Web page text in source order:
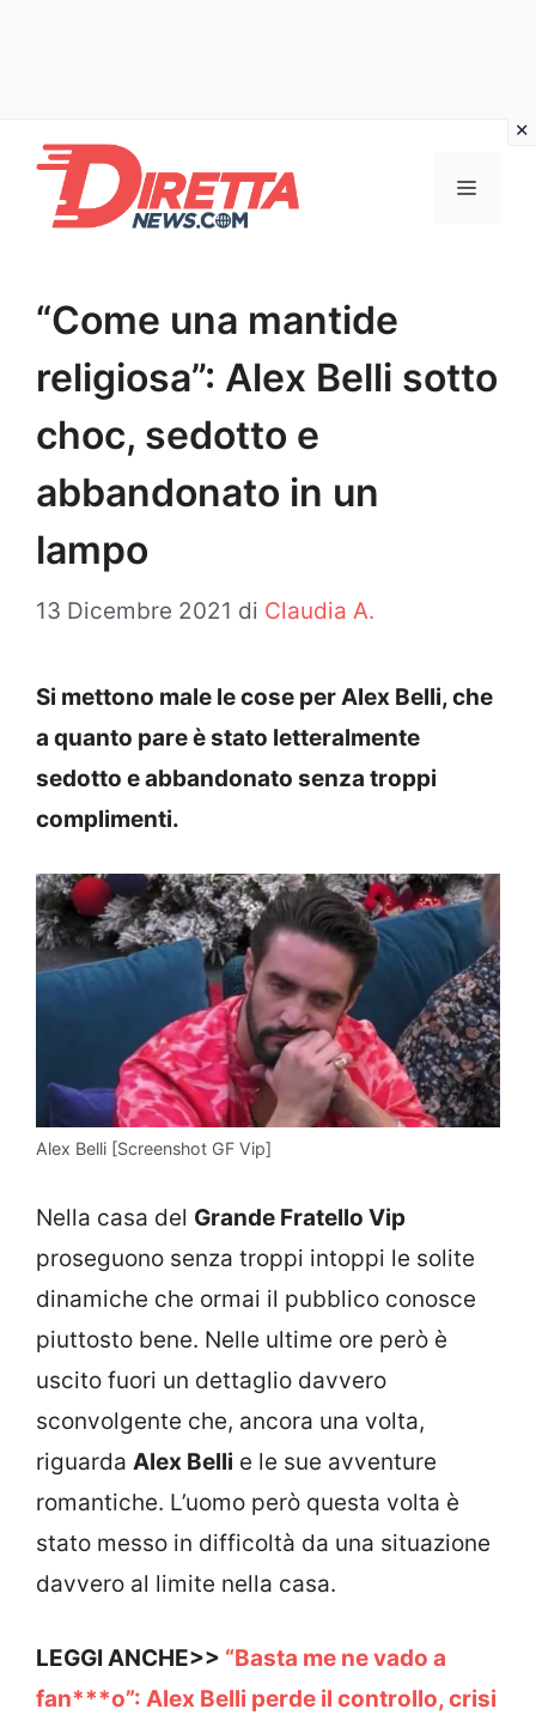
contenuto
Menu
“Come una mantide
religiosa”: Alex Belli sotto
choc, sedotto e
abbandonato in un
lampo
13 Dicembre 2021 di Claudia A.
Si mettono male le cose per Alex Belli, che
a quanto pare è stato letteralmente
sedotto e abbandonato senza troppi
complimenti.
Alex Belli [Screenshot GF Vip]
Nella casa del Grande Fratello Vip
proseguono senza troppi intoppi le solite
dinamiche che ormai il pubblico conosce
piuttosto bene. Nelle ultime ore però è
uscito fuori un dettaglio davvero
sconvolgente che, ancora una volta,
riguarda Alex Belli e le sue avventure
romantiche. L’uomo però questa volta è
stato messo in difficoltà da una situazione
davvero al limite nella casa.
LEGGI ANCHE>> “Basta me ne vado a
fan***o”: Alex Belli perde il controllo, crisi